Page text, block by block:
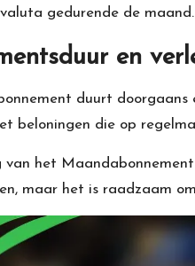
valuta gedurende de
en
duurt doorgaans
beloningen die op
van het
maar het is raadzaam